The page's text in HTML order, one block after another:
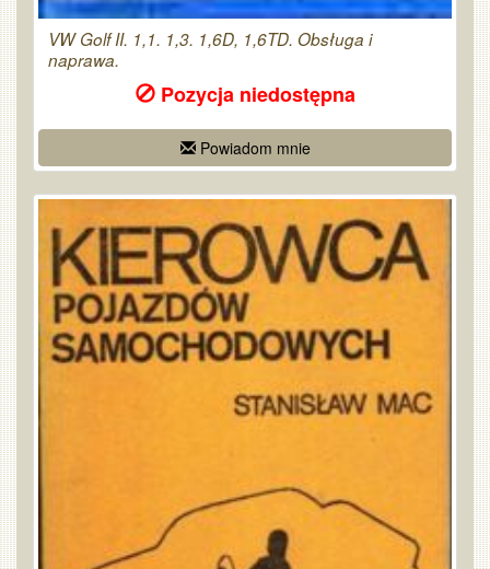
VW Golf II. 1,1. 1,3. 1,6D, 1,6TD. Obsługa i
naprawa.
Pozycja niedostępna
Powiadom mnie